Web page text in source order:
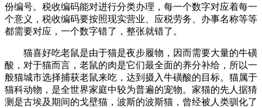
份编号。税收编码能对进行分类办理，每一个数字对应着每一
个意义，税收编码要按照现实营业、应税劳务、办事名称等等
都需要对应，一个数字错了，整张就错了。
猫喜好吃老鼠是由于猫是夜步履物，因而需要大量的牛磺
酸，对于猫而言，老鼠的肉是它们最全面的养分补给，所以一
般猫城市选择捕获老鼠来吃，达到摄入牛磺酸的目标。猫属于
猫科动物，是全世界家庭中较为普遍的宠物。家猫的先人据猜
测是古埃及期间的戈壁猫，波斯的波斯猫，曾经被人类驯化了